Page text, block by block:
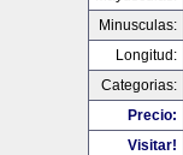
Minusculas:
Longitud:
Categorias:
Precio:
Visitar!